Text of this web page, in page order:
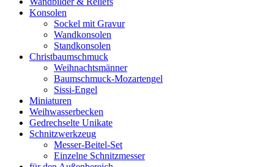
Konsolen
Sockel mit Gravur
Wandkonsolen
Standkonsolen
Christbaumschmuck
Weihnachtsmänner
Baumschmuck-Mozartengel
Sissi-Engel
Miniaturen
Weihwasserbecken
Gedrechselte Unikate
Schnitzwerkzeug
Messer-Beitel-Set
Einzelne Schnitzmesser